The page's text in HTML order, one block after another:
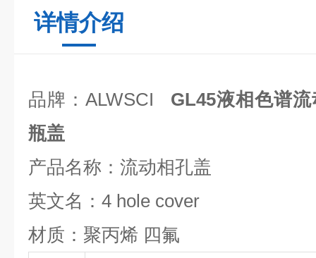
详情介绍
品牌：ALWSCI GL45液相色谱
瓶盖
产品名称：流动相孔盖
英文名：4 hole cover
材质：聚丙烯 四氟